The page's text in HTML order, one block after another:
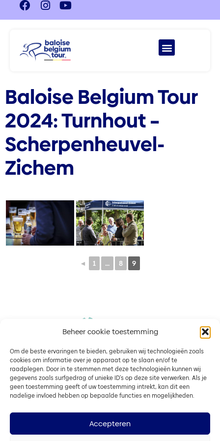
Beheer cookie toestemming
Om de beste ervaringen te bieden, gebruiken wij technologieën zoals
cookies om informatie over je apparaat op te slaan en/of te
raadplegen. Door in te stemmen met deze technologieën kunnen wij
gegevens zoals surfgedrag of unieke ID's op deze site verwerken. Als je
geen toestemming geeft of uw toestemming intrekt, kan dit een
nadelige invloed hebben op bepaalde functies en mogelijkheden.
Accepteren
Baloise Belgium Tour
2024: Turnhout –
Scherpenheuvel-
Zichem
◄ 1 ... 8 9
Wedstrijd
Etappes
Rituitslagen
Klassementen
VIP &
Media
Nieuws
Foto's
Video's
Pers
Organisatie
Partners
ons
Policy
Algemene
Cookiebeleid